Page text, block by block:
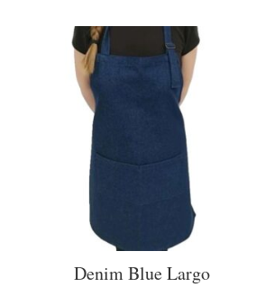
Denim Blue Largo